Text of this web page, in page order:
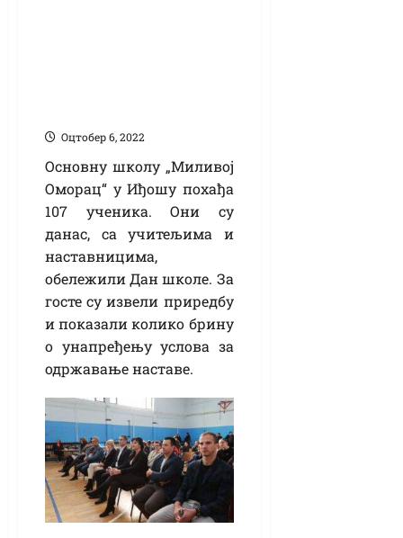
Оцтобер 6, 2022
Основну школу „Миливој
Оморац“ у Иђошу похађа
107 ученика. Они су
данас, са учитељима и
наставницима,
обележили Дан школе. За
госте су извели приредбу
и показали колико брину
о унапређењу услова за
одржавање наставе.